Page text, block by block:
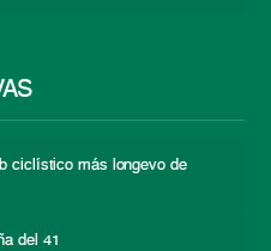
ciclístico más longevo de
del 41